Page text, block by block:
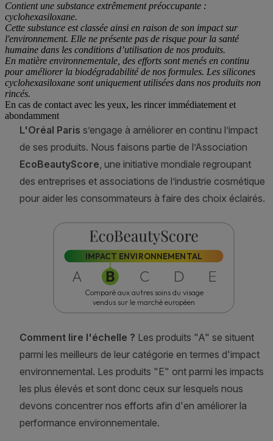
Contient une substance extrêmement préoccupante :
cyclohexasiloxane.
Cette substance est classée ainsi en raison de son impact sur
l'environnement. Elle ne présente pas de risque pour la santé
humaine dans les conditions d’utilisation de nos produits.
En matière environnementale, des efforts sont menés en continu
pour améliorer la biodégradabilité de nos formules. Les silicones
cyclohexasiloxane sont uniquement utilisées dans nos produits non
rincés.
En cas de contact avec les yeux, les rincer immédiatement et
abondamment